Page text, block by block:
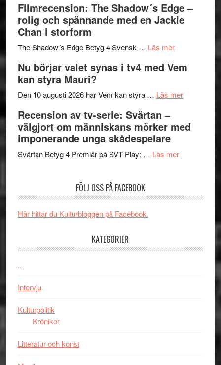
på
Roland
Pöntinen
Artipelag
bjuder
in
samtal
teater
Filmrecension: The Shadow´s Edge –
rolig och spännande med en Jackie
Chan i storform
The Shadow´s Edge Betyg 4 Svensk … Läs merom
Filmrecension:
The
´s
rolig
spännande
Chan
Nu börjar valet synas i tv4 med Vem
kan styra Mauri?
Den 10 augusti 2026 har Vem kan styra … Läs merom
valet
kan
Recension av tv-serie: Svärtan –
välgjort om människans mörker med
imponerande unga skådespelare
Svärtan Betyg 4 Premiär på SVT Play: … Läs merom
serie:
om
människans
imponerande
FÖLJ OSS PÅ FACEBOOK
Här hittar du Kulturbloggen på Facebook.
KATEGORIER
..
Intervju
Kulturpolitik
Krönikor
Litteratur och konst